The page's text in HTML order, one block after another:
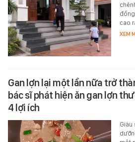
cao
XEM
Gan lợn lại một lần nữa trở
bác sĩ phát hiện ăn gan lợn
4 lợi ích
Giàu